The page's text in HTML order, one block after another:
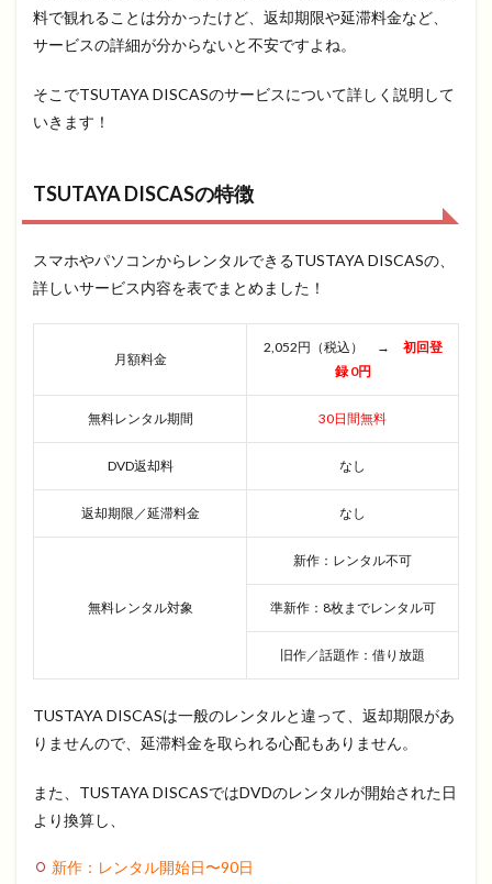
料で観れることは分かったけど、返却期限や延滞料金など、
サービスの詳細が分からないと不安ですよね。
そこでTSUTAYA DISCASのサービスについて詳しく説明して
いきます！
TSUTAYA DISCASの特徴
スマホやパソコンからレンタルできるTUSTAYA DISCASの、
詳しいサービス内容を表でまとめました！
月額料金
2,052円（税込） → 初回登
録 0円
無料レンタル期間 30日間無料
DVD返却料 なし
返却期限／延滞料金 なし
無料レンタル対象
新作：レンタル不可
準新作：8枚までレンタル可
旧作／話題作：借り放題
TUSTAYA DISCASは一般のレンタルと違って、返却期限があ
りませんので、延滞料金を取られる心配もありません。
また、TUSTAYA DISCASではDVDのレンタルが開始された日
より換算し、
新作：レンタル開始日〜90日